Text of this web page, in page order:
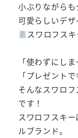
小ぶりながら
可愛らしいデザ
スワロフス
「使わずにしま
「プレゼント
そんなスワロ
です！
スワロフスキ
ルブランド。